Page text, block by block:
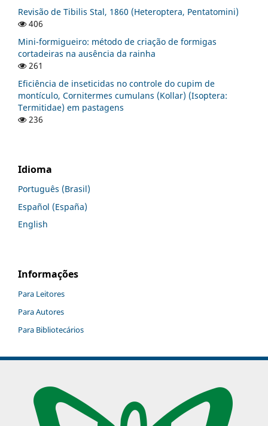
Revisão de Tibilis Stal, 1860 (Heteroptera, Pentatomini)
406
Mini-formigueiro: método de criação de formigas
cortadeiras na ausência da rainha
261
Eficiência de inseticidas no controle do cupim de
montículo, Cornitermes cumulans (Kollar) (Isoptera:
Termitidae) em pastagens
236
Idioma
Português (Brasil)
Español (España)
English
Informações
Para Leitores
Para Autores
Para Bibliotecários